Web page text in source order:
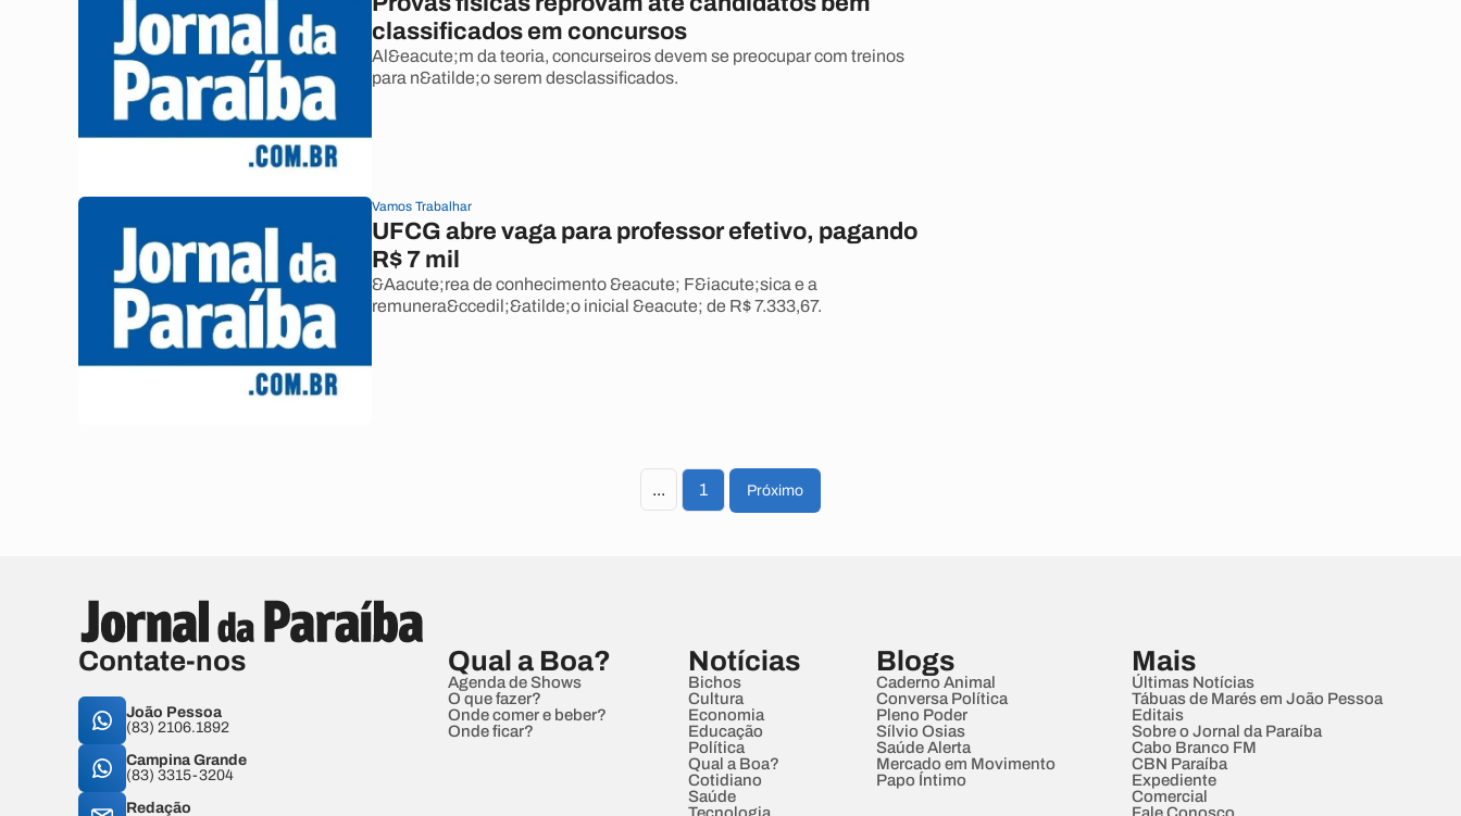
classificados em concursos
Al&eacute;m da teoria, concurseiros devem se preocupar com treinos
para n&atilde;o serem desclassificados.
Vamos Trabalhar
UFCG abre vaga para professor efetivo, pagando
R$ 7 mil
&Aacute;rea de conhecimento &eacute; F&iacute;sica e a
remunera&ccedil;&atilde;o inicial &eacute; de R$ 7.333,67.
... 1 Próximo
Contate-nos
João Pessoa
(83) 2106.1892
Campina Grande
(83) 3315-3204
Redação
Qual a Boa?
Agenda de Shows
O que fazer?
Onde comer e beber?
Onde ficar?
Notícias
Bichos
Cultura
Economia
Educação
Política
Qual a Boa?
Cotidiano
Saúde
Blogs
Caderno Animal
Conversa Política
Pleno Poder
Sílvio Osias
Saúde Alerta
Mercado em Movimento
Papo Íntimo
Mais
Últimas Notícias
Tábuas de Marés em João Pessoa
Editais
Sobre o Jornal da Paraíba
Cabo Branco FM
CBN Paraíba
Expediente
Comercial